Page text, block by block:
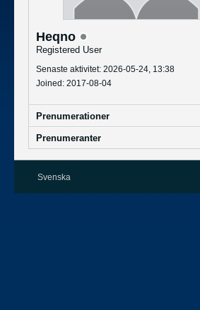
Heqno
Registered User
Senaste aktivitet: 2026-05-24, 13:38
Joined: 2017-08-04
Prenumerationer
Prenumeranter
Svenska